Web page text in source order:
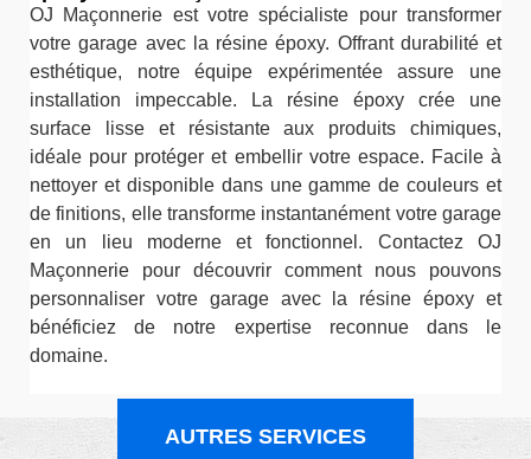
OJ Maçonnerie est votre spécialiste pour transformer
votre garage avec la résine époxy. Offrant durabilité et
esthétique, notre équipe expérimentée assure une
installation impeccable. La résine époxy crée une
surface lisse et résistante aux produits chimiques,
idéale pour protéger et embellir votre espace. Facile à
nettoyer et disponible dans une gamme de couleurs et
de finitions, elle transforme instantanément votre garage
en un lieu moderne et fonctionnel. Contactez OJ
Maçonnerie pour découvrir comment nous pouvons
personnaliser votre garage avec la résine époxy et
bénéficiez de notre expertise reconnue dans le
domaine.
AUTRES SERVICES